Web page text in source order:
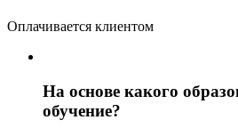
Оплачивается клиентом
На основе какого
обучение?